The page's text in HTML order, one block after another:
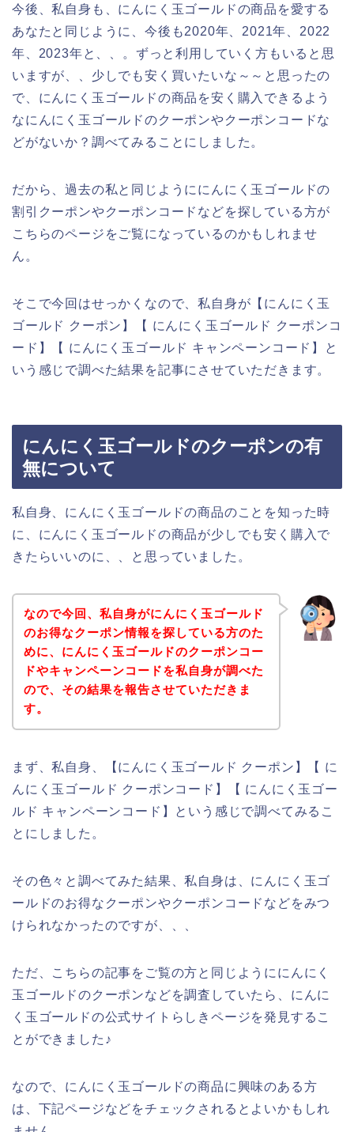
今後、私自身も、にんにく玉ゴールドの商品を愛する
あなたと同じように、今後も2020年、2021年、2022
年、2023年と、、。ずっと利用していく方もいると思
いますが、、少しでも安く買いたいな～～と思ったの
で、にんにく玉ゴールドの商品を安く購入できるよう
なにんにく玉ゴールドのクーポンやクーポンコードな
どがないか？調べてみることにしました。
だから、過去の私と同じようににんにく玉ゴールドの
割引クーポンやクーポンコードなどを探している方が
こちらのページをご覧になっているのかもしれませ
ん。
そこで今回はせっかくなので、私自身が【にんにく玉
ゴールド クーポン】【 にんにく玉ゴールド クーポンコ
ード】【 にんにく玉ゴールド キャンペーンコード】と
いう感じで調べた結果を記事にさせていただきます。
にんにく玉ゴールドのクーポンの有
無について
私自身、にんにく玉ゴールドの商品のことを知った時
に、にんにく玉ゴールドの商品が少しでも安く購入で
きたらいいのに、、と思っていました。
なので今回、私自身がにんにく玉ゴールド
のお得なクーポン情報を探している方のた
めに、にんにく玉ゴールドのクーポンコー
ドやキャンペーンコードを私自身が調べた
ので、その結果を報告させていただきま
す。
まず、私自身、【にんにく玉ゴールド クーポン】【 に
んにく玉ゴールド クーポンコード】【 にんにく玉ゴー
ルド キャンペーンコード】という感じで調べてみるこ
とにしました。
その色々と調べてみた結果、私自身は、にんにく玉ゴ
ールドのお得なクーポンやクーポンコードなどをみつ
けられなかったのですが、、、
ただ、こちらの記事をご覧の方と同じようににんにく
玉ゴールドのクーポンなどを調査していたら、にんに
く玉ゴールドの公式サイトらしきページを発見するこ
とができました♪
なので、にんにく玉ゴールドの商品に興味のある方
は、下記ページなどをチェックされるとよいかもしれ